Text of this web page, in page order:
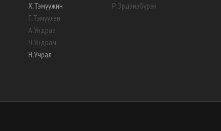
Х.Тэмүүжин
Г.Тэмүүлэн
А.Ундраа
Ч.Ундрам
Н.Учрал
Р.Эрдэнэбүрэн